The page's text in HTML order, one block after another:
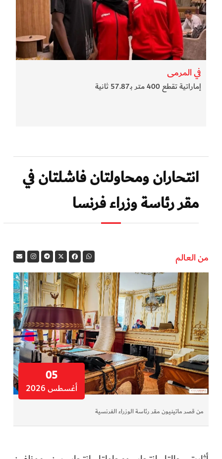
في المرمى
إماراتية تقطع 400 متر بـ57.87 ثانية
انتحاران ومحاولتان فاشلتان في
مقر رئاسة وزراء فرنسا
من العالم
05
أغسطس 2026
من قصر ماتينيون مقر رئاسة الوزراء الفرنسية